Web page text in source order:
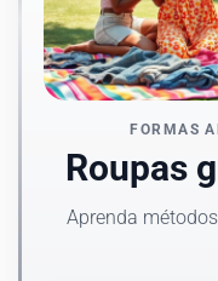
FORMAS
Roupas
Aprenda